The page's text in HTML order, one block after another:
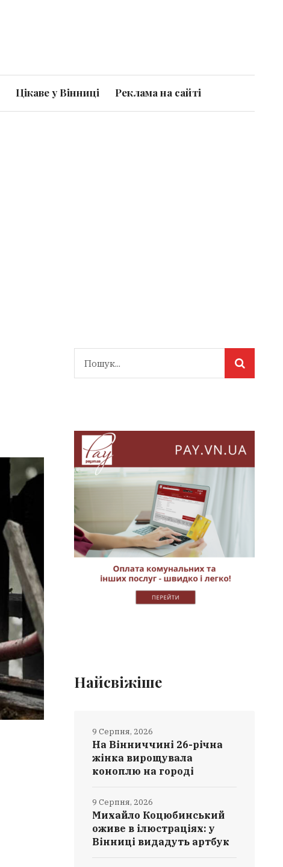
Цікаве у Вінниці Реклама на сайті
Найсвіжіше
На Вінниччині 26-річна
жінка вирощувала
коноплю на городі
9 Серпня, 2026
Михайло Коцюбинський
оживе в ілюстраціях: у
Вінниці видадуть артбук
9 Серпня, 2026